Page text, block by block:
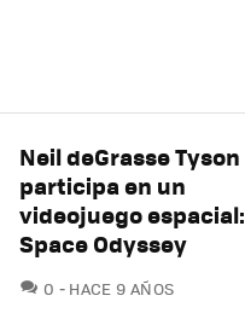
Neil deGrasse Tyson
participa en un
videojuego espacial:
Space Odyssey
0 COMENTARIOS
HACE 9 AÑOS